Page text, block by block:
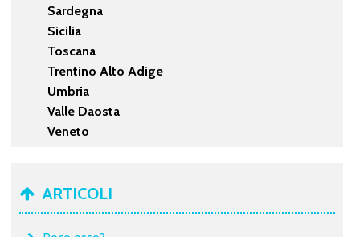
Sardegna
Sicilia
Toscana
Trentino Alto Adige
Umbria
Valle Daosta
Veneto
ARTICOLI